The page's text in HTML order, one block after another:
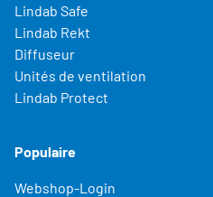
Lindab Safe
Lindab Rekt
Diffuseur
Unités de ventilation
Lindab Protect
Populaire
Webshop-Login